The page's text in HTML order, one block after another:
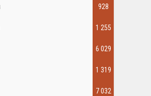
928
1 255
6 029
1 319
7 032